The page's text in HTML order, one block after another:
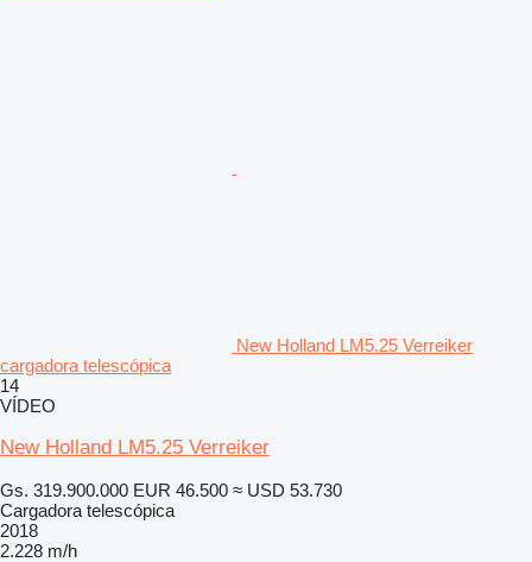
New Holland LM5.25 Verreiker
cargadora telescópica
14
VÍDEO
New Holland LM5.25 Verreiker
Gs. 319.900.000 EUR 46.500 ≈ USD 53.730
Cargadora telescópica
2018
2.228 m/h